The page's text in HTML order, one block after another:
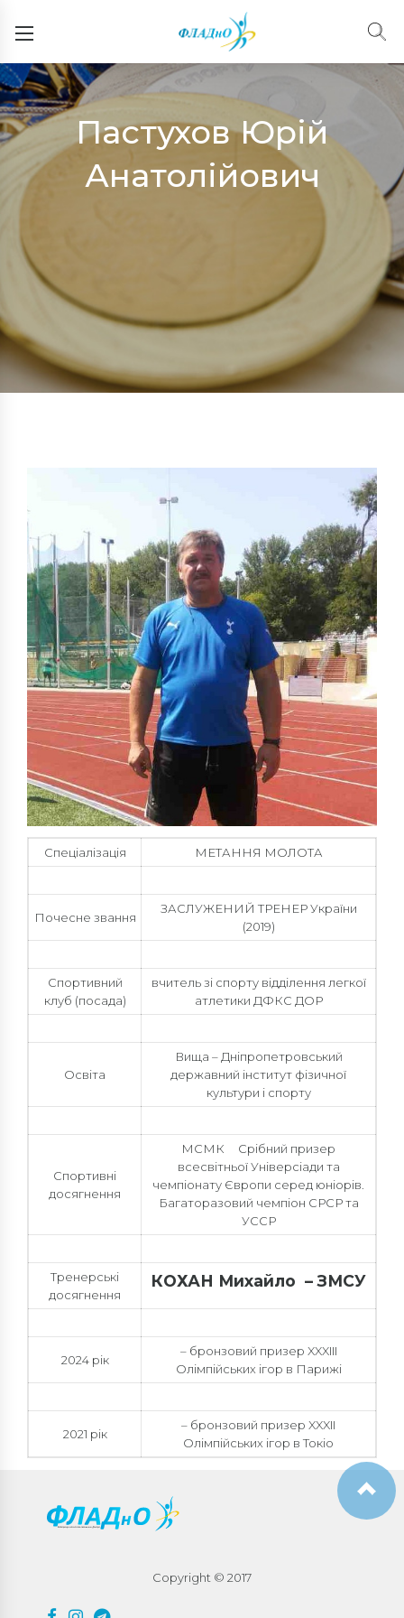
Пастухов Юрій
Анатолійович
Спеціалізація МЕТАННЯ МОЛОТА
Почесне звання
ЗАСЛУЖЕНИЙ ТРЕНЕР України
(2019)
Спортивний
клуб (посада)
вчитель зі спорту відділення легкої
атлетики ДФКС ДОР
Освіта
Вища – Дніпропетровський
державний інститут фізичної
культури і спорту
Спортивні
досягнення
МСМК Срібний призер
всесвітньої Універсіади та
чемпіонату Європи серед юніорів.
Багаторазовий чемпіон СРСР та
УССР
Тренерські
досягнення
КОХАН Михайло – ЗМСУ
2024 рік
– бронзовий призер XXXIII
Олімпійських ігор в Парижі
2021 рік
– бронзовий призер XXXII
Олімпійських ігор в Токіо
Copyright © 2017